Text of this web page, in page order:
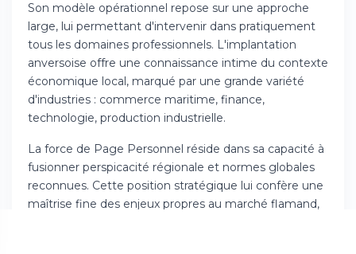
Son modèle opérationnel repose sur une approche
large, lui permettant d'intervenir dans pratiquement
tous les domaines professionnels. L'implantation
anversoise offre une connaissance intime du contexte
économique local, marqué par une grande variété
d'industries : commerce maritime, finance,
technologie, production industrielle.
La force de Page Personnel réside dans sa capacité à
fusionner perspicacité régionale et normes globales
reconnues. Cette position stratégique lui confère une
maîtrise fine des enjeux propres au marché flamand,